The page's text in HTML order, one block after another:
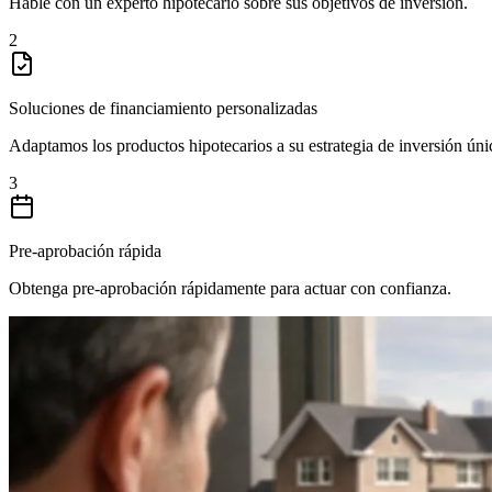
2
Soluciones de financiamiento personalizadas
Adaptamos los productos hipotecarios a su estrategia de inversión
3
Pre-aprobación rápida
Obtenga pre-aprobación rápidamente para actuar con confianza.